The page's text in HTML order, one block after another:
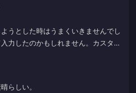
うとした時はうまくいきませんでし
力したのかもしれません。カスタマ
した。これからもこのサイトを使い
らしい。